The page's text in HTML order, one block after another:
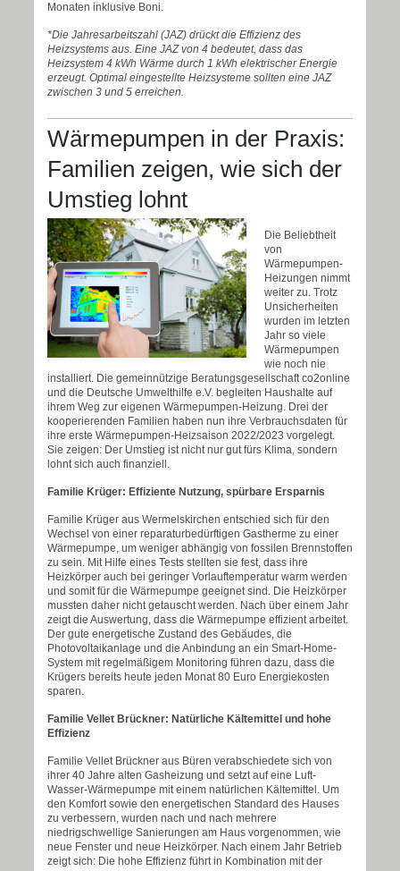
Monaten inklusive Boni.
*Die Jahresarbeitszahl (JAZ) drückt die Effizienz des
Heizsystems aus. Eine JAZ von 4 bedeutet, dass das
Heizsystem 4 kWh Wärme durch 1 kWh elektrischer Energie
erzeugt. Optimal eingestellte Heizsysteme sollten eine JAZ
zwischen 3 und 5 erreichen.
Wärmepumpen in der Praxis:
Familien zeigen, wie sich der
Umstieg lohnt
Die Beliebtheit
von
Wärmepumpen-
Heizungen nimmt
weiter zu. Trotz
Unsicherheiten
wurden im letzten
Jahr so viele
Wärmepumpen
wie noch nie
installiert. Die gemeinnützige Beratungsgesellschaft co2online
und die Deutsche Umwelthilfe e.V. begleiten Haushalte auf
ihrem Weg zur eigenen Wärmepumpen-Heizung. Drei der
kooperierenden Familien haben nun ihre Verbrauchsdaten für
ihre erste Wärmepumpen-Heizsaison 2022/2023 vorgelegt.
Sie zeigen: Der Umstieg ist nicht nur gut fürs Klima, sondern
lohnt sich auch finanziell.
Familie Krüger: Effiziente Nutzung, spürbare Ersparnis
Familie Krüger aus Wermelskirchen entschied sich für den
Wechsel von einer reparaturbedürftigen Gastherme zu einer
Wärmepumpe, um weniger abhängig von fossilen Brennstoffen
zu sein. Mit Hilfe eines Tests stellten sie fest, dass ihre
Heizkörper auch bei geringer Vorlauftemperatur warm werden
und somit für die Wärmepumpe geeignet sind. Die Heizkörper
mussten daher nicht getauscht werden. Nach über einem Jahr
zeigt die Auswertung, dass die Wärmepumpe effizient arbeitet.
Der gute energetische Zustand des Gebäudes, die
Photovoltaikanlage und die Anbindung an ein Smart-Home-
System mit regelmäßigem Monitoring führen dazu, dass die
Krügers bereits heute jeden Monat 80 Euro Energiekosten
sparen.
Familie Vellet Brückner: Natürliche Kältemittel und hohe
Effizienz
Familie Vellet Brückner aus Büren verabschiedete sich von
ihrer 40 Jahre alten Gasheizung und setzt auf eine Luft-
Wasser-Wärmepumpe mit einem natürlichen Kältemittel. Um
den Komfort sowie den energetischen Standard des Hauses
zu verbessern, wurden nach und nach mehrere
niedrigschwellige Sanierungen am Haus vorgenommen, wie
neue Fenster und neue Heizkörper. Nach einem Jahr Betrieb
zeigt sich: Die hohe Effizienz führt in Kombination mit der